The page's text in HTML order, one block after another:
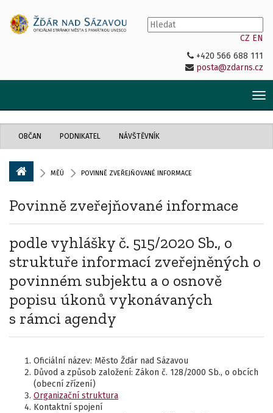
CZ EN
+420 566 688 111
posta@zdarns.cz
OBČAN PODNIKATEL NÁVŠTĚVNÍK
MĚÚ POVINNĚ ZVEŘEJŇOVANÉ INFORMACE
Povinně zveřejňované informace
podle vyhlášky č. 515/2020 Sb., o
struktuře informací zveřejněných o
povinném subjektu a o osnově
popisu úkonů vykonávaných
s rámci agendy
Oficiální název: Město Žďár nad Sázavou
Důvod a způsob založení: Zákon č. 128/2000 Sb., o obcích
(obecní zřízení)
Organizační struktura
Kontaktní spojení